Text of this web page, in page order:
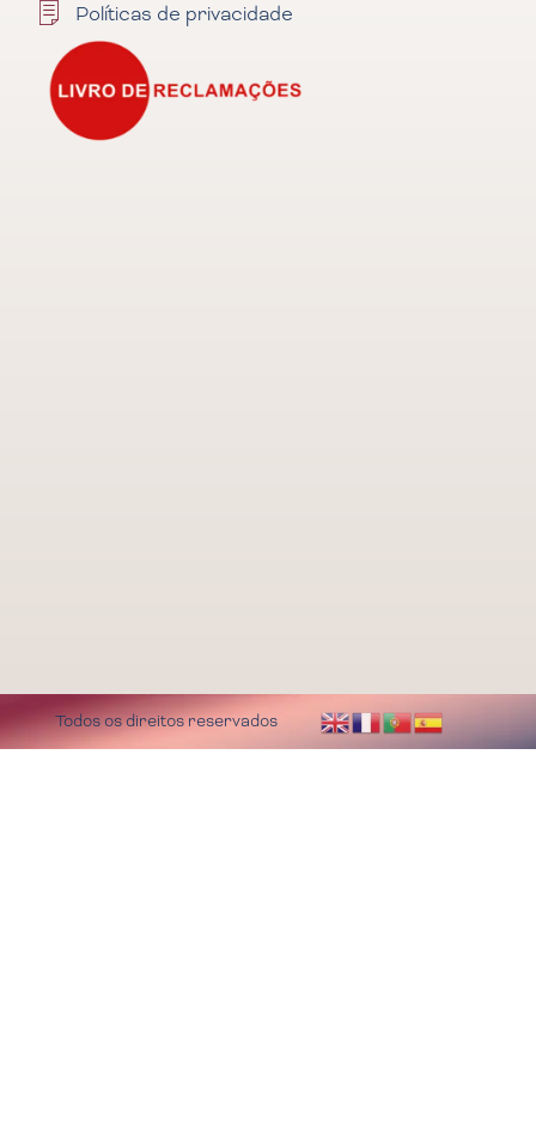
Políticas de privacidade
Todos os direitos reservados